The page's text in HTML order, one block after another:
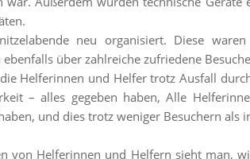
neu organisiert. Diese
über zahlreiche zufriedene
Helferinnen und Helfer trotz Ausfall
– alles gegeben haben, Alle
und dies trotz weniger Besuchern als
von Helferinnen und Helfern sieht man,